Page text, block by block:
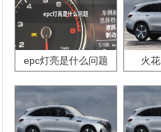
epc灯亮是什么问题 火